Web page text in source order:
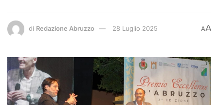
di Redazione Abruzzo 28 Luglio 2025 AA